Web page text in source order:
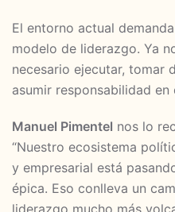
El entorno actual
modelo de liderazgo. Ya
necesario ejecutar, tomar
asumir responsabilidad
Manuel Pimentel nos lo
“Nuestro ecosistema
y empresarial está
épica. Eso conlleva un
liderazgo mucho más